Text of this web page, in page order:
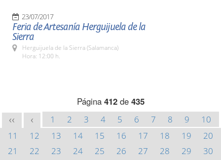
23/07/2017
Feria de Artesanía Herguijuela de la
Sierra
Herguijuela de la Sierra (Salamanca)
Hora: 12:00 h.
Página 412de 435
<< < 1 2 3 4 5 6 7 8 9
10
11
12 13 14 15 16 17 18 19
20
21
22 23 24 25 26 27 28 29
30